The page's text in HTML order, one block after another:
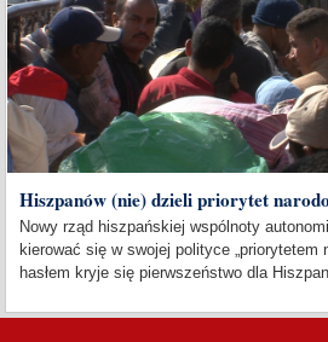
Hiszpanów (nie) dzieli priorytet
Nowy rząd hiszpańskiej wspólnoty
kierować się w swojej polityce „priorytetem
hasłem kryje się pierwszeństwo dla